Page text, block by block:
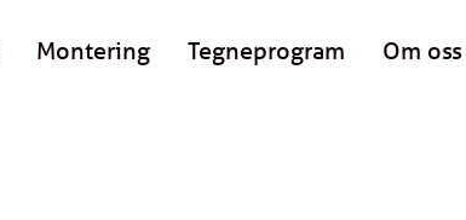
Montering Tegneprogram Om oss